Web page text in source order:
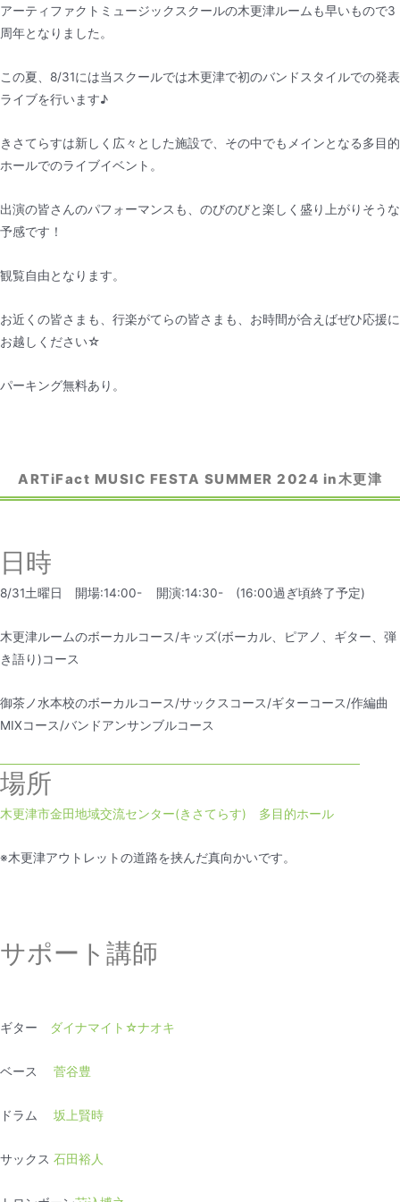
アーティファクトミュージックスクールの木更津ルームも早いもので3
周年となりました。
この夏、8/31には当スクールでは木更津で初のバンドスタイルでの発表
ライブを行います♪
きさてらすは新しく広々とした施設で、その中でもメインとなる多目的
ホールでのライブイベント。
出演の皆さんのパフォーマンスも、のびのびと楽しく盛り上がりそうな
予感です！
観覧自由となります。
お近くの皆さまも、行楽がてらの皆さまも、お時間が合えばぜひ応援に
お越しください☆
パーキング無料あり。
ARTiFact MUSIC FESTA SUMMER 2024 in木更津
日時
8/31土曜日 開場:14:00- 開演:14:30- (16:00過ぎ頃終了予定)
木更津ルームのボーカルコース/キッズ(ボーカル、ピアノ、ギター、弾
き語り)コース
御茶ノ水本校のボーカルコース/サックスコース/ギターコース/作編曲
MIXコース/バンドアンサンブルコース
場所
木更津市金田地域交流センター(きさてらす) 多目的ホール
※木更津アウトレットの道路を挟んだ真向かいです。
サポート講師
ギター ダイナマイト☆ナオキ
ベース 菅谷豊
ドラム 坂上賢時
サックス 石田裕人